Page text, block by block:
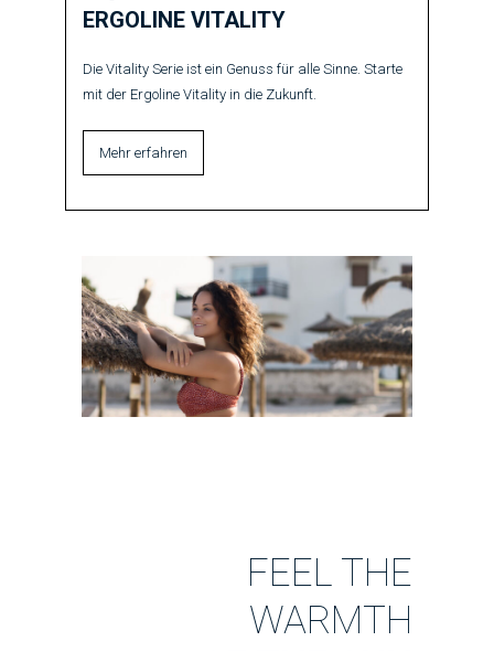
ERGOLINE VITALITY
Die Vitality Serie ist ein Genuss für alle Sinne. Starte
mit der Ergoline Vitality in die Zukunft.
Mehr erfahren
FEEL THE
WARMTH